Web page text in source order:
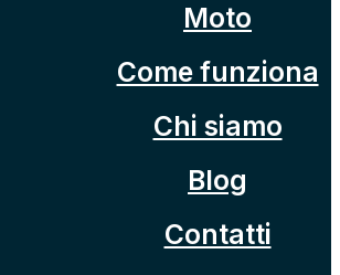
Moto
Come funziona
Chi siamo
Blog
Contatti